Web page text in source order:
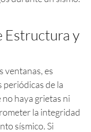
Estructura y
ventanas, es
de la
haya grietas ni
la integridad
sísmico. Si